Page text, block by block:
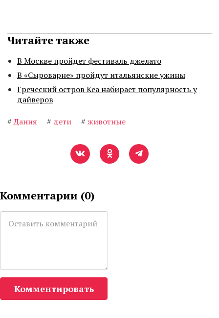
Читайте также
В Москве пройдет фестиваль джелато
В «Сыроварне» пройдут итальянские ужины
Греческий остров Кеа набирает популярность у
дайверов
# Дания # дети # животные
Комментарии (0)
Комментировать